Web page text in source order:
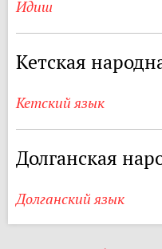
Идиш
Кетская
Кетский язык
Долганская
Долганский язык